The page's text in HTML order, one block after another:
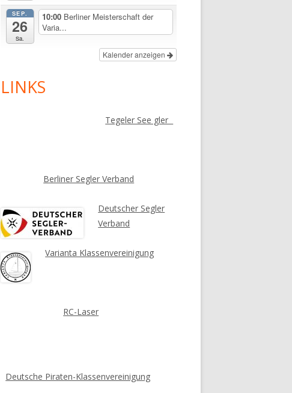
SEP.
26
Sa.
10:00 Berliner Meisterschaft der
Varia...
Kalender anzeigen
LINKS
Tegeler See gler
Berliner Segler Verband
Deutscher Segler
Verband
Varianta Klassenvereinigung
RC-Laser
Deutsche Piraten-Klassenvereinigung